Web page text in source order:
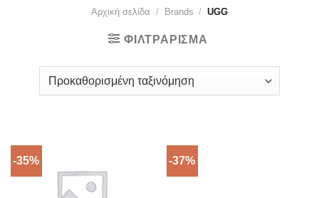
Αρχική σελίδα / Brands / UGG
ΦΙΛΤΡΆΡΙΣΜΑ
-35% -37%